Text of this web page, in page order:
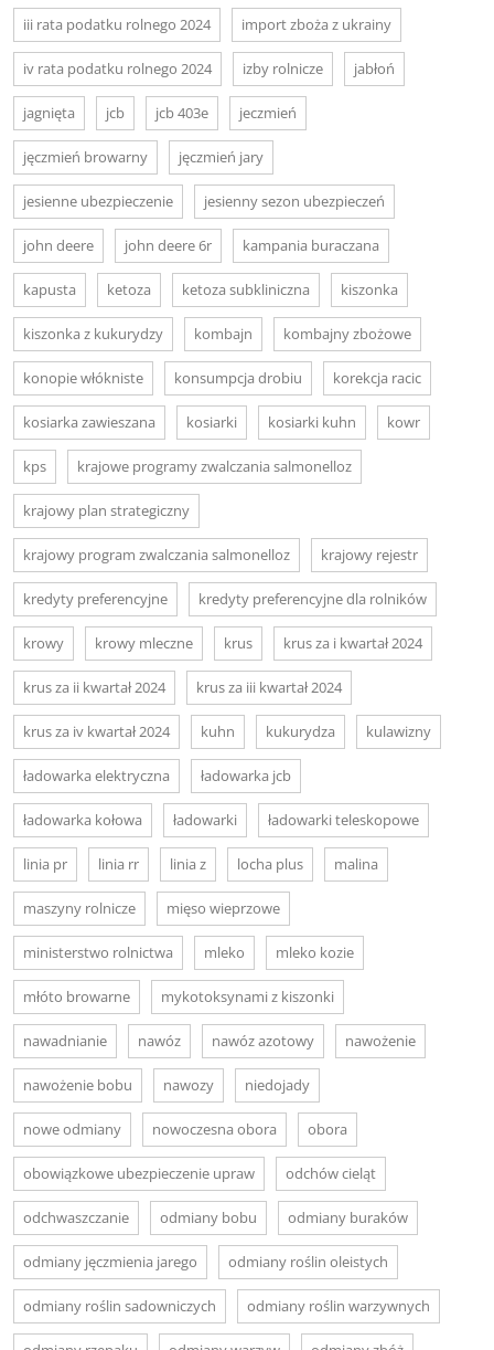
iii rata podatku rolnego 2024 import zboża z ukrainy
iv rata podatku rolnego 2024 izby rolnicze jabłoń
jagnięta jcb jcb 403e jeczmień
jęczmień browarny jęczmień jary
jesienne ubezpieczenie jesienny sezon ubezpieczeń
john deere john deere 6r kampania buraczana
kapusta ketoza ketoza subkliniczna kiszonka
kiszonka z kukurydzy kombajn kombajny zbożowe
konopie włókniste konsumpcja drobiu korekcja racic
kosiarka zawieszana kosiarki kosiarki kuhn kowr
kps krajowe programy zwalczania salmonelloz
krajowy plan strategiczny
krajowy program zwalczania salmonelloz krajowy rejestr
kredyty preferencyjne kredyty preferencyjne dla rolników
krowy krowy mleczne krus krus za i kwartał 2024
krus za ii kwartał 2024 krus za iii kwartał 2024
krus za iv kwartał 2024 kuhn kukurydza kulawizny
ładowarka elektryczna ładowarka jcb
ładowarka kołowa ładowarki ładowarki teleskopowe
linia pr linia rr linia z locha plus malina
maszyny rolnicze mięso wieprzowe
ministerstwo rolnictwa mleko mleko kozie
młóto browarne mykotoksynami z kiszonki
nawadnianie nawóz nawóz azotowy nawożenie
nawożenie bobu nawozy niedojady
nowe odmiany nowoczesna obora obora
obowiązkowe ubezpieczenie upraw odchów cieląt
odchwaszczanie odmiany bobu odmiany buraków
odmiany jęczmienia jarego odmiany roślin oleistych
odmiany roślin sadowniczych odmiany roślin warzywnych